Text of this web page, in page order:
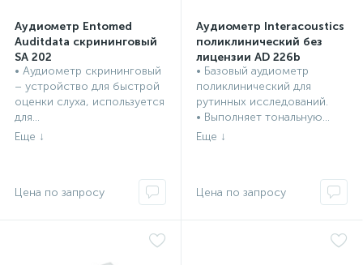
Аудиометр Entomed
Auditdata скрининговый
SA 202
ЛОР оборудование,
инструменты
• Аудиометр скрининговый
– устройство для быстрой
оценки слуха, используется
для...
Аудиометр Interacoustics
поликлинический без
лицензии AD 226b
ЛОР оборудование,
инструменты
• Базовый аудиометр
поликлинический для
рутинных исследований.
• Выполняет тональную...